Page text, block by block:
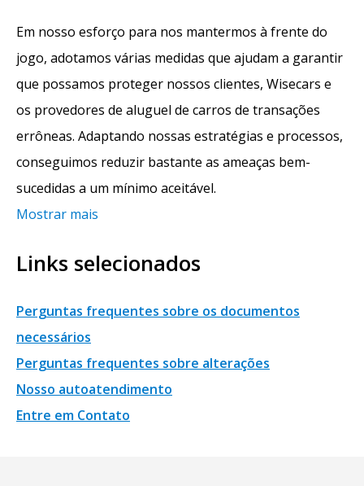
Em nosso esforço para nos mantermos à frente do
jogo, adotamos várias medidas que ajudam a garantir
que possamos proteger nossos clientes, Wisecars e
os provedores de aluguel de carros de transações
errôneas. Adaptando nossas estratégias e processos,
conseguimos reduzir bastante as ameaças bem-
sucedidas a um mínimo aceitável.
Mostrar mais
Links selecionados
Perguntas frequentes sobre os documentos
necessários
Perguntas frequentes sobre alterações
Nosso autoatendimento
Entre em Contato